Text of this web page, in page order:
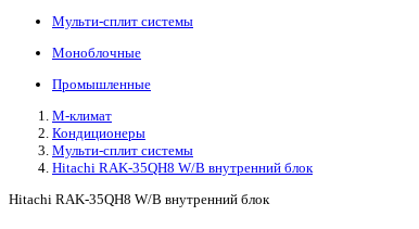
Мульти-сплит системы
Моноблочные
Промышленные
М-климат
Кондиционеры
Мульти-сплит системы
Hitachi RAK-35QH8 W/B внутренний блок
Hitachi RAK-35QH8 W/B внутренний блок